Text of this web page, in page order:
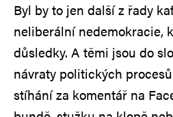
Byl by to jen další z řady
neliberální nedemokracie,
důsledky. A těmi jsou do
návraty politických
stíhání za komentář na